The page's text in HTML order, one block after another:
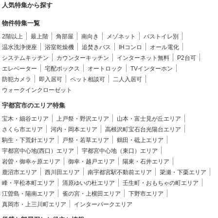
人気特集から探す
物件特集一覧
2階以上 最上階 角部屋 南向き メゾネット
バストイレ別
温水洗浄便座
浴室乾燥機 追焚きバス IHコンロ
オール電化
システムキッチン
カウンターキッチン インターネット無料
P2台可
エレベーター
宅配ボックス オートロック
TVインターホン
防犯カメラ
即入居可 ペット相談可
二人入居可
ウォークインクローゼット
宇都宮市のエリア特集
宝木・細谷エリア 上戸祭・野沢エリア
山本・富士見が丘エリア
さくら市エリア
河内・岡本エリア
高根沢町宝石台光陽台エリア
駒生・下荒針エリア
戸祭・若草エリア
鶴田・砥上エリア
宇都宮中心地(西口）エリア
宇都宮中心地（東口）エリア
岩曽・御幸ヶ原エリア
御幸・越戸エリア
陽東・石井エリア
鹿沼市エリア
西川田エリア 南宇都宮駅不動前エリア
簗瀬・下栗エリア
峰・平松本町エリア
清原ゆいの杜エリア
壬生町・おもちゃの町エリア
江曽島・陽南エリア
雀の宮・上横田エリア
下野市エリア
真岡市・上三川町エリア
インターパークエリア